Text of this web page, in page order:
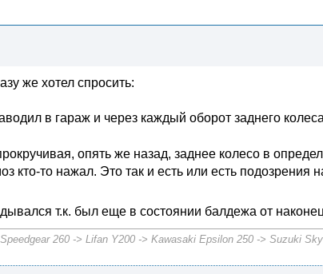
же хотел спросить:
в гараж и через каждый оборот заднего
опять же назад, заднее колесо в
кто-то нажал. Это так и есть или есть подозрения
т.к. был еще в состоянии балдежа от
260 -> Lifan Y200 -> Kawasaki Epsilon 250 -> Suzuki